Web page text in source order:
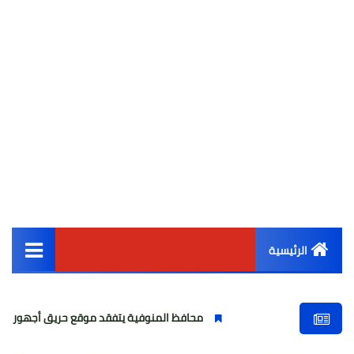
الرئيسية
أخبار مصر
محافظ المنوفية يتفقد موقع حريق أجهور الرمل بقويسنا